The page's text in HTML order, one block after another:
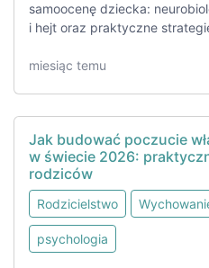
samoocenę dziecka:
i hejt oraz praktyczne
miesiąc temu
Jak budować poczucie
w świecie 2026:
rodziców
Rodzicielstwo
psychologia